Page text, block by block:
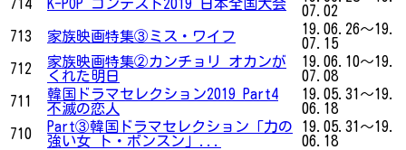
714 K-POP コンテスト2019 日本全国大会
07.02
713
家族映画特集③ミス・ワイフ
19.06.26～19.
07.15
712
家族映画特集②カンチョリ オカンが
くれた明日
19.06.10～19.
07.08
711
韓国ドラマセレクション2019 Part4
不滅の恋人
19.05.31～19.
06.18
710
Part③韓国ドラマセレクション「力の
強い女 ト・ボンスン」...
19.05.31～19.
06.18